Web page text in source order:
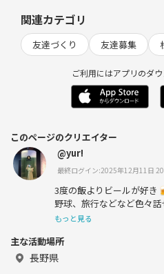
関連カテゴリ
友達づくり 友達募集
ご利用にはアプリのダ
このページのクリエイター
@yur!
最終ログイン:2025年12月11日
3度の飯よりビールが好き
野球、旅行などなど色々話
もっと見る
主な活動場所
長野県